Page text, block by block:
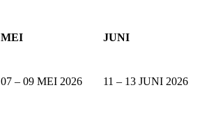
MEI JUNI
07 – 09 MEI 2026 11 – 13 JUNI 2026